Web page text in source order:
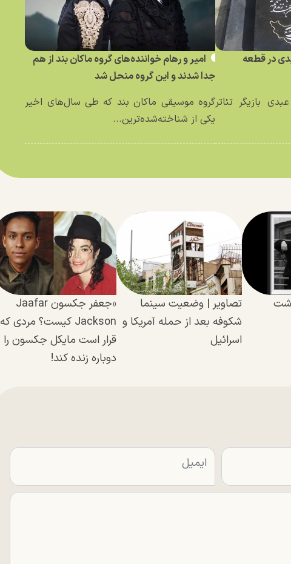
در قطعه
بازیگر تئاتر
امیر و رهام خواننده‌های گروه ماکان بند از هم
جدا شدند و این گروه منحل شد
گروه موسیقی ماکان بند که طی سال‌های اخیر
یکی از شناخته‌شده‌ترین...
تصاویر | وضعیت سینما
شکوفه بعد از حمله آمریکا و
اسرائیل
«جعفر جکسون Jaafar
Jackson کیست؟ مردی که
قرار است مایکل جکسون را
دوباره زنده کند!